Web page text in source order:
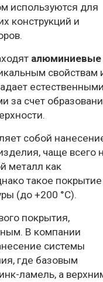
используются для
конструкций и
алюминиевые
свойствам
за счет
собой
чаще всего
металл как
такое покрытие
(до +200 °С).
покрытия,
В компании
системы
где базовым
ламель, а